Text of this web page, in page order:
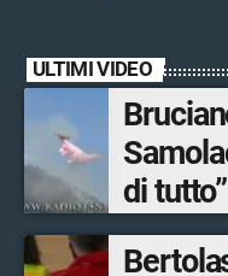
ULTIMI VIDEO
di tutto”